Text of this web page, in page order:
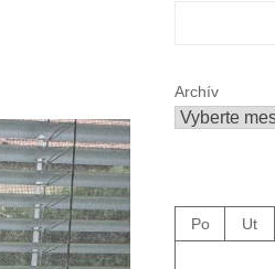
Archív
Po Ut